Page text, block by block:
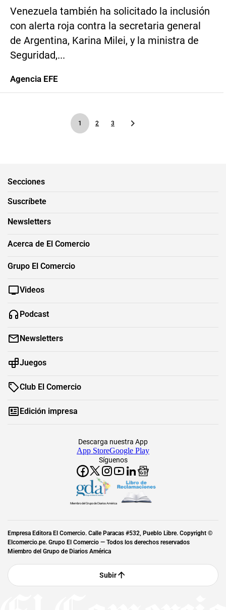
Venezuela también ha solicitado la inclusión
con alerta roja contra la secretaria general
de Argentina, Karina Milei, y la ministra de
Seguridad,...
Agencia EFE
1 2 3
Secciones
Suscríbete
Newsletters
Acerca de El Comercio
Grupo El Comercio
Videos
Podcast
Newsletters
Juegos
Club El Comercio
Edición impresa
Síguenos
Descarga nuestra App
App StoreGoogle Play
Miembro del Grupo de Diarios América
Empresa Editora El Comercio. Calle Paracas #532, Pueblo Libre. Copyright ©
Elcomercio.pe. Grupo El Comercio — Todos los derechos reservados
Miembro del Grupo de Diarios América
Subir